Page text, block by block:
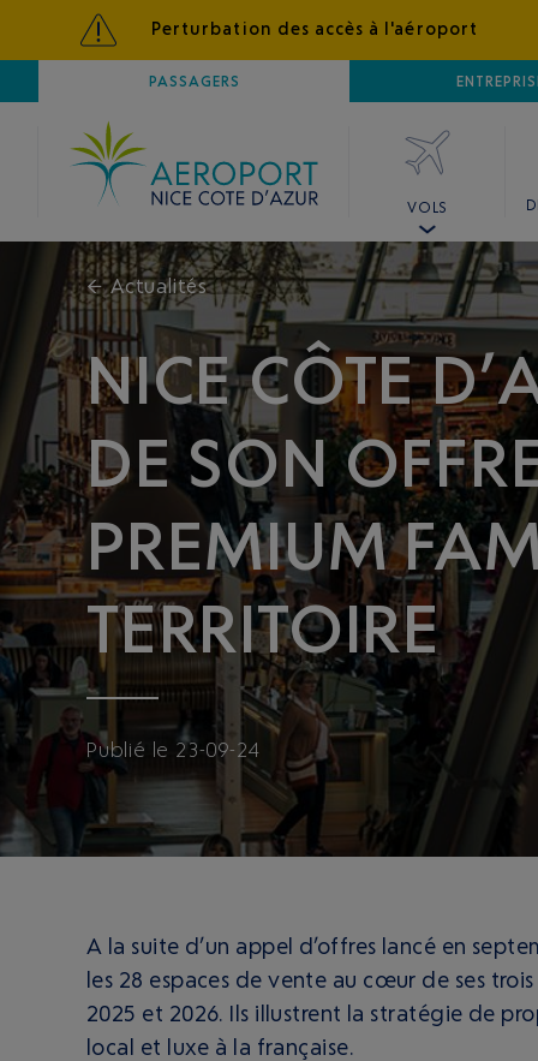
Perturbation des accès à l'aéroport
PASSAGERS
AÉROPORTNICE CÔTE D'AZUR
VOLS
← Actualités
NICE CÔTE
DE SON
PREMIUM
TERRITOIRE
Publié le 23-09-24
A la suite d’un appel d’offres lancé en
les 28 espaces de vente au cœur de ses
2025 et 2026. Ils illustrent la stratégie de
local et luxe à la française.